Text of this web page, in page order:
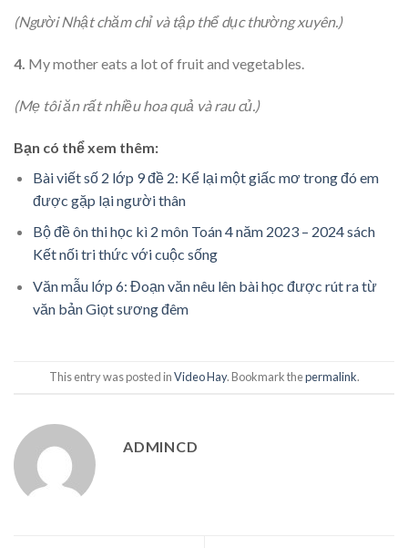
(Người Nhật chăm chỉ và tập thể dục thường xuyên.)
4. My mother eats a lot of fruit and vegetables.
(Mẹ tôi ăn rất nhiều hoa quả và rau củ.)
Bạn có thể xem thêm:
Bài viết số 2 lớp 9 đề 2: Kể lại một giấc mơ trong đó em
được gặp lại người thân
Bộ đề ôn thi học kì 2 môn Toán 4 năm 2023 – 2024 sách
Kết nối tri thức với cuộc sống
Văn mẫu lớp 6: Đoạn văn nêu lên bài học được rút ra từ
văn bản Giọt sương đêm
This entry was posted inVideo Hay. Bookmark thepermalink.
ADMINCD